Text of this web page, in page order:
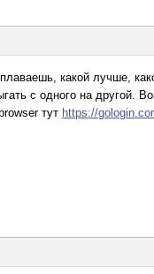
какой лучше,
с одного на другой.
тут https://